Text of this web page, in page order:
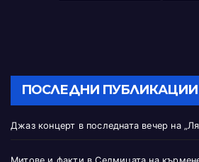
ПОСЛЕДНИ ПУБЛИКАЦИИ
Джаз концерт в последната вечер на